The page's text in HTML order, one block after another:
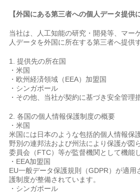
【外国にある第三者への個人データ提供
当社は、人工知能の研究・開発等、マー
人データを外国に所在する第三者へ提供
1. 提供先の所在国
・米国
・欧州経済領域（EEA）加盟国
・シンガポール
・その他、当社が契約に基づき安全管理
2. 各国の個人情報保護制度の概要
・米国
米国には日本のような包括的個人情報保
野別の連邦法および州法により保護が図
委員会（FTC）等が監督機関として機能
・EEA加盟国
EU一般データ保護規則（GDPR）が適用
護制度が整備されています。
・シンガポール